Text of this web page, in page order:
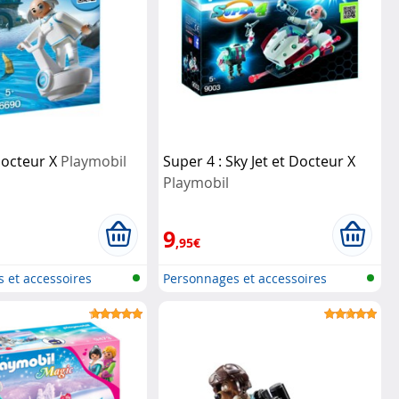
X Playmobil
et accessoires
Super 4 : Sky Jet et Docteur X
Playmobil
9,95€
Personnages et accessoires